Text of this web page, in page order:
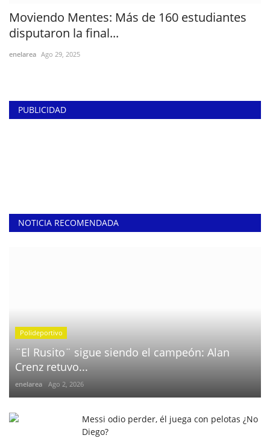
Moviendo Mentes: Más de 160 estudiantes
disputaron la final...
enelarea Ago 29, 2025
PUBLICIDAD
NOTICIA RECOMENDADA
Polideportivo
¨El Rusito¨ sigue siendo el campeón: Alan
Crenz retuvo...
enelarea Ago 2, 2026
Messi odio perder, él juega con pelotas ¿No
Diego?